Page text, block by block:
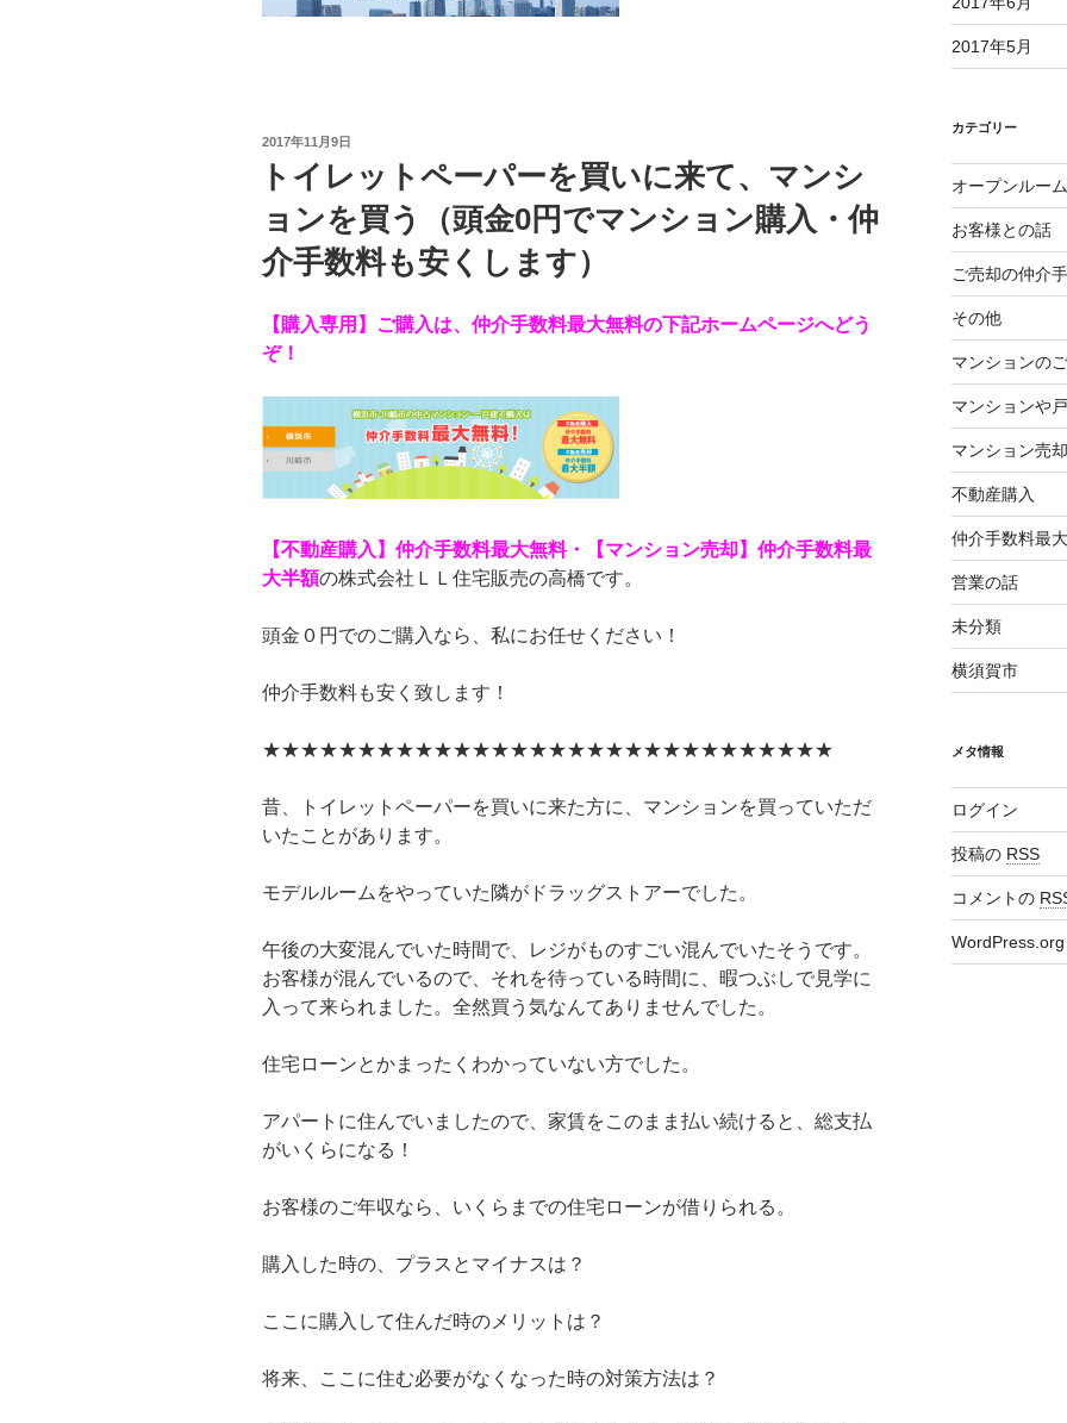
投
稿
日:
2017年11月9日
トイレットペーパーを買いに来て、マンシ
ョンを買う（頭金0円でマンション購入・仲
介手数料も安くします）
【購入専用】 ご購入は、仲介手数料最大無料の下記ホームページへどう
ぞ！
【不動産購入】仲介手数料最大無料・【マンション売却】仲介手数料最
大半額の株式会社ＬＬ住宅販売の高橋です。
頭金０円でのご購入なら、私にお任せください！
仲介手数料も安く致します！
★★★★★★★★★★★★★★★★★★★★★★★★★★★★★★
昔、トイレットペーパーを買いに来た方に、マンションを買っていただ
いたことがあります。
モデルルームをやっていた隣がドラッグストアーでした。
午後の大変混んでいた時間で、レジがものすごい混んでいたそうです。
お客様が混んでいるので、それを待っている時間に、暇つぶしで見学に
入って来られました。全然買う気なんてありませんでした。
住宅ローンとかまったくわかっていない方でした。
アパートに住んでいましたので、家賃をこのまま払い続けると、総支払
がいくらになる！
お客様のご年収なら、いくらまでの住宅ローンが借りられる。
購入した時の、プラスとマイナスは？
ここに購入して住んだ時のメリットは？
将来、ここに住む必要がなくなった時の対策方法は？
2017年5月
カテゴリー
オープンルーム
お客様との話
ご売却の仲介
その他
マンションの
マンションや
マンション売
不動産購入
仲介手数料最
営業の話
未分類
横須賀市
メタ情報
ログイン
投稿の RSS
コメントの
WordPress.org